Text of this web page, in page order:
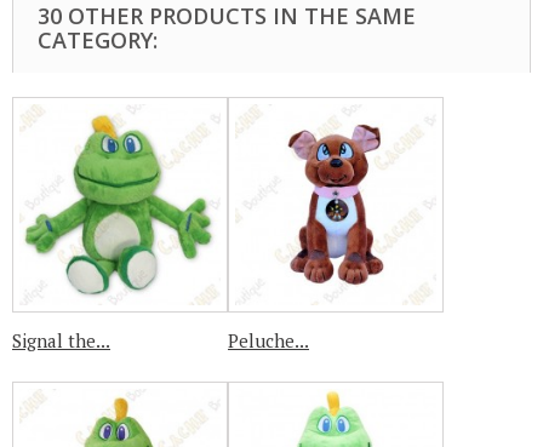
30 OTHER PRODUCTS IN THE SAME
CATEGORY:
Signal the... Peluche...